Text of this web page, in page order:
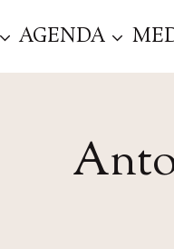
AGENDA